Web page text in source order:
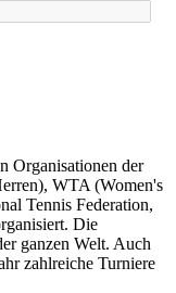
Organisationen der
WTA (Women's
Tennis Federation,
Die
ganzen Welt. Auch
zahlreiche Turniere